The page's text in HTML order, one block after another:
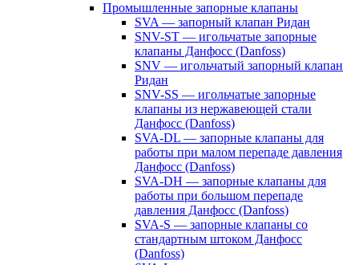
Промышленные запорные клапаны
SVA — запорный клапан Ридан
SNV-ST — игольчатые запорные
клапаны Данфосс (Danfoss)
SNV — игольчатый запорный клапан
Ридан
SNV-SS — игольчатые запорные
клапаны из нержавеющей стали
Данфосс (Danfoss)
SVA-DL — запорные клапаны для
работы при малом перепаде давления
Данфосс (Danfoss)
SVA-DH — запорные клапаны для
работы при большом перепаде
давления Данфосс (Danfoss)
SVA-S — запорные клапаны со
стандартным штоком Данфосс
(Danfoss)